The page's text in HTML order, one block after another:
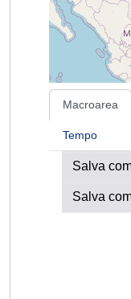
Macroarea
Tempo
Salva
Salva